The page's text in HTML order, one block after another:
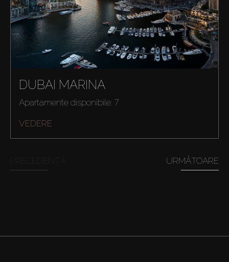
Cumpărați
Închiriați
DUBAI MARINA
Apartamente disponibile: 7
VEDERE
URMĂTOARE